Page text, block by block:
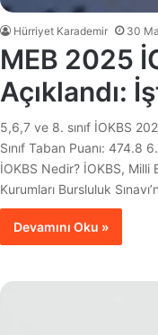
Hürriyet Karademir 30
MEB 2025
Açıklandı:
5,6,7 ve 8. sınıf İOKBS
Sınıf Taban Puanı: 474.8
İOKBS Nedir? İOKBS, Milli
Kurumları Bursluluk
Devamını Oku »